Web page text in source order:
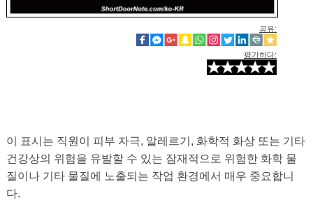
공유:
평가하다:
이 표시는 직원이 피부 자극, 알레르기, 화학적 화상 또는 기타
건강상의 위험을 유발할 수 있는 잠재적으로 위험한 화학 물
질이나 기타 물질에 노출되는 작업 환경에서 매우 중요합니
다.